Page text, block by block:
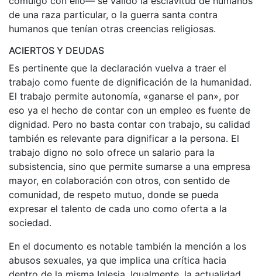
de una raza particular, o la guerra santa contra
humanos que tenían otras creencias religiosas.
ACIERTOS Y DEUDAS
Es pertinente que la declaración vuelva a traer el
trabajo como fuente de dignificación de la humanidad.
El trabajo permite autonomía, «ganarse el pan», por
eso ya el hecho de contar con un empleo es fuente de
dignidad. Pero no basta contar con trabajo, su calidad
también es relevante para dignificar a la persona. El
trabajo digno no solo ofrece un salario para la
subsistencia, sino que permite sumarse a una empresa
mayor, en colaboración con otros, con sentido de
comunidad, de respeto mutuo, donde se pueda
expresar el talento de cada uno como oferta a la
sociedad.
En el documento es notable también la mención a los
abusos sexuales, ya que implica una crítica hacia